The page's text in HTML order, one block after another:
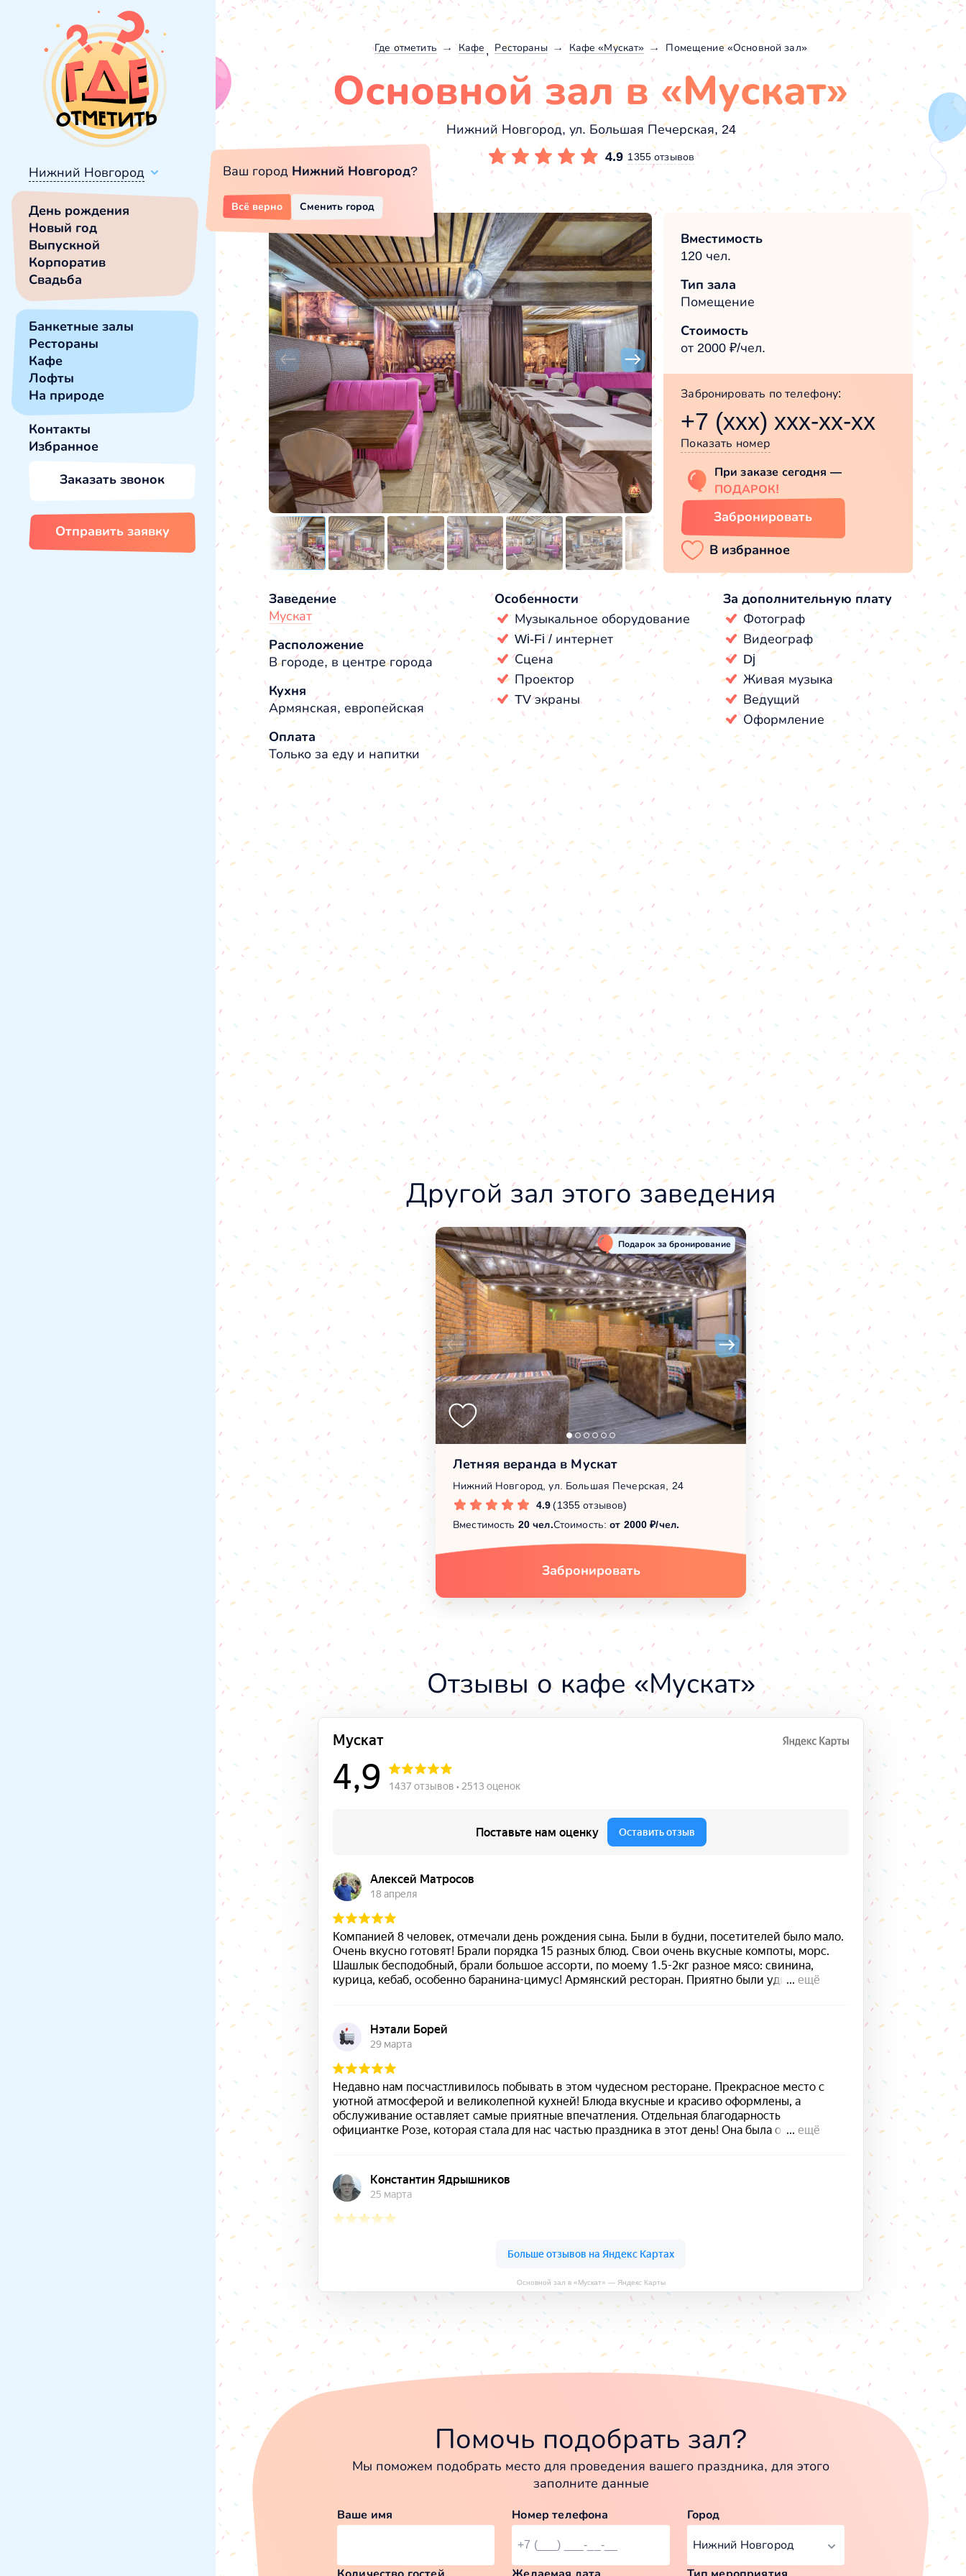
Нижний Новгород
День рождения
Новый год
Выпускной
Корпоратив
Свадьба
Банкетные залы
Рестораны
Кафе
Лофты
На природе
Контакты
Избранное
Заказать звонок
Отправить заявку
Где отметить Кафе Рестораны Кафе «Мускат» Помещение «Основной зал»
Основной зал в «Мускат»
Нижний Новгород, ул. Большая Печерская, 24
4.9 1355 отзывов
Вместимость
120 чел.
Тип зала
Помещение
Стоимость
от 2000 ₽/чел.
Забронировать по телефону:
+7 (xxx) xxx-xx-xx
Показать номер
При заказе сегодня —
ПОДАРОК!
Забронировать
Заведение
Мускат
Расположение
В городе, в центре города
Кухня
Армянская, европейская
Оплата
Только за еду и напитки
Особенности
Музыкальное оборудование
Wi-Fi / интернет
Сцена
Проектор
TV экраны
За дополнительную плату
Фотограф
Видеограф
Dj
Живая музыка
Ведущий
Оформление
Другой зал этого заведения
Подарок за бронирование
Летняя веранда в Мускат
Нижний Новгород, ул. Большая Печерская, 24
4.9 (1355 отзывов)
Вместимость 20 чел.Стоимость:от 2000 ₽/чел.
Забронировать
Отзывы о кафе «Мускат»
Основной зал в «Мускат» — Яндекс Карты
Помочь подобрать зал?
Мы поможем подобрать место для проведения вашего праздника, для этого
заполните данные
Ваше имя Номер телефона Город
Количество гостей Желаемая дата Тип мероприятия
Ваш город Нижний Новгород?
Всё верно Сменить город